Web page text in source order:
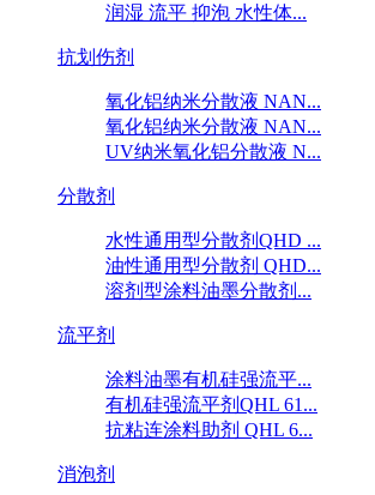
润湿 流平 抑泡 水性体...
抗划伤剂
氧化铝纳米分散液 NAN...
氧化铝纳米分散液 NAN...
UV纳米氧化铝分散液 N...
分散剂
水性通用型分散剂QHD ...
油性通用型分散剂 QHD...
溶剂型涂料油墨分散剂...
流平剂
涂料油墨有机硅强流平...
有机硅强流平剂QHL 61...
抗粘连涂料助剂 QHL 6...
消泡剂